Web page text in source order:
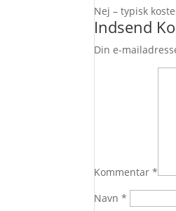
Nej – typisk
Indsend
Din e-
Kommentar*
Navn*